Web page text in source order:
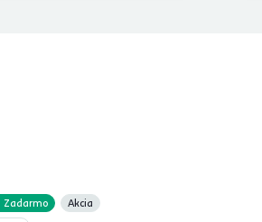
Zadarmo
Akcia